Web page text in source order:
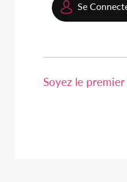
Se
Soyez le